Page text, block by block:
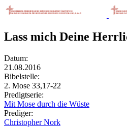
Lass mich Deine
Datum:
21.08.2016
Bibelstelle:
2. Mose 33,17-22
Predigtserie:
Mit Mose durch die Wüste
Prediger:
Christopher Nork